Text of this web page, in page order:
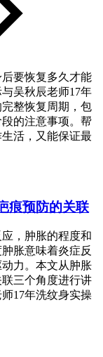
要恢复多久才能
吴秋辰老师17年
整恢复周期，包
的注意事项。帮
活，又能保证最
痕预防的关联
，肿胀的程度和
胀意味着炎症反
力。本文从肿胀
三个角度进行讲
17年洗纹身实操